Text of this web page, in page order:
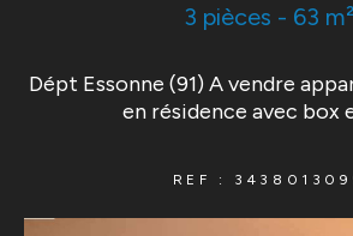
3 pièces - 63 m²
Dépt Essonne (91) A vendre
en résidence avec box
REF :